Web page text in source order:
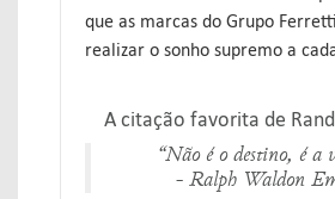
que as marcas do Grupo
realizar o sonho supremo a
A citação favorita de
“Não é o destino, é a
- Ralph Waldon